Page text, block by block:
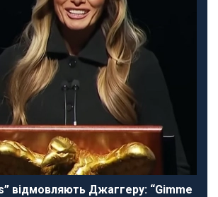
відмовляють Джаггеру: “Gimme